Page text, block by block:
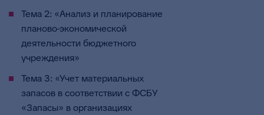
Тема 2: «Анализ и планирование
планово-экономической
деятельности бюджетного
учреждения»
Тема 3: «Учет материальных
запасов в соответствии с ФСБУ
«Запасы» в организациях